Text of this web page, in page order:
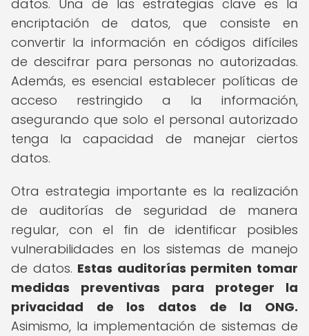
datos. Una de las estrategias clave es la
encriptación de datos, que consiste en
convertir la información en códigos difíciles
de descifrar para personas no autorizadas.
Además, es esencial establecer políticas de
acceso restringido a la información,
asegurando que solo el personal autorizado
tenga la capacidad de manejar ciertos
datos.
Otra estrategia importante es la realización
de auditorías de seguridad de manera
regular, con el fin de identificar posibles
vulnerabilidades en los sistemas de manejo
de datos. Estas auditorías permiten tomar
medidas preventivas para proteger la
privacidad de los datos de la ONG.
Asimismo, la implementación de sistemas de